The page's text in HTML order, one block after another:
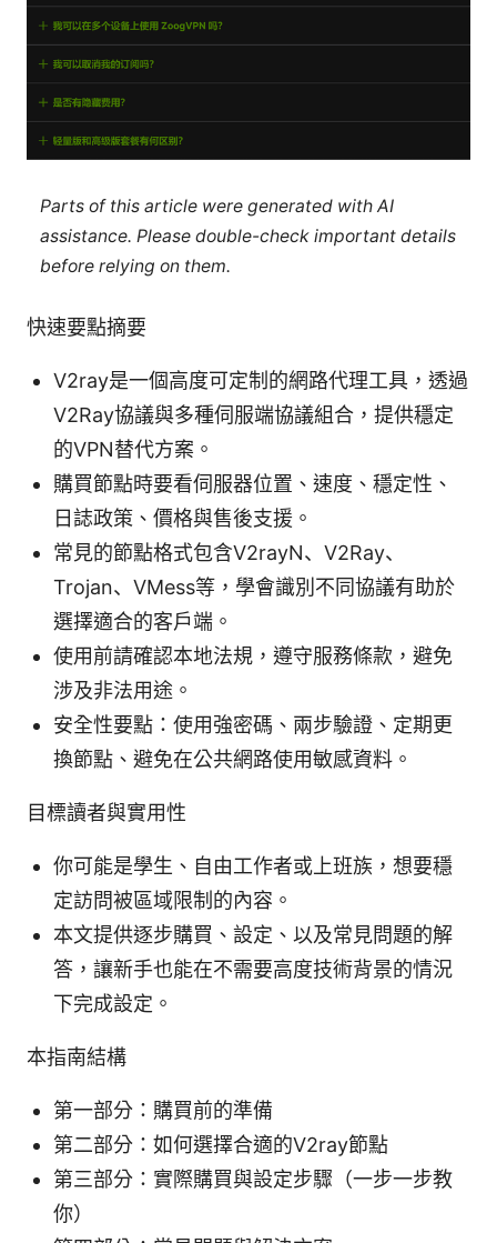
Parts of this article were generated with AI
assistance. Please double-check important details
before relying on them.
快速要點摘要
V2ray是一個高度可定制的網路代理工具，透過
V2Ray協議與多種伺服端協議組合，提供穩定
的VPN替代方案。
購買節點時要看伺服器位置、速度、穩定性、
日誌政策、價格與售後支援。
常見的節點格式包含V2rayN、V2Ray、
Trojan、VMess等，學會識別不同協議有助於
選擇適合的客戶端。
使用前請確認本地法規，遵守服務條款，避免
涉及非法用途。
安全性要點：使用強密碼、兩步驗證、定期更
換節點、避免在公共網路使用敏感資料。
目標讀者與實用性
你可能是學生、自由工作者或上班族，想要穩
定訪問被區域限制的內容。
本文提供逐步購買、設定、以及常見問題的解
答，讓新手也能在不需要高度技術背景的情況
下完成設定。
本指南結構
第一部分：購買前的準備
第二部分：如何選擇合適的V2ray節點
第三部分：實際購買與設定步驟（一步一步教
你）